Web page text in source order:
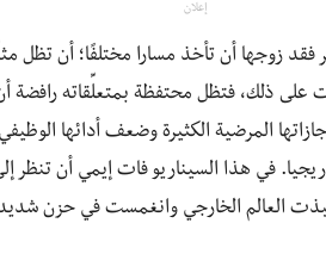
إعلان
زوجها أن تأخذ مسارا مختلفًا؛ أن تظل
على ذلك، فتظل محتفظة بمتعلِّقاته رافضة
المرضية الكثيرة وضعف أدائها
في هذا السيناريو فات إيمي أن تنظر
العالم الخارجي وانغمست في حزن